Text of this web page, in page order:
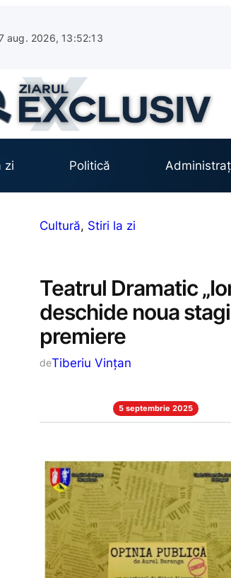
aug. 2026, 13:52:14
zi Politică
Cultură, Stiri la zi
Teatrul Dramatic
deschide noua
premiere
deTiberiu Vințan
5 septembrie 2025